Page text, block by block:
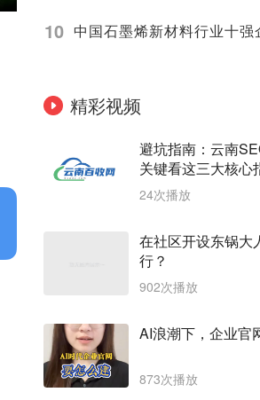
10
精彩视频
避坑指南：云南
关键看这三大核心
24次播放
在社区开设东锅大
行？
902次播放
AI浪潮下，企业官
873次播放